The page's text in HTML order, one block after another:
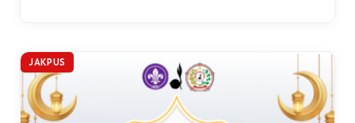
JAKPUS